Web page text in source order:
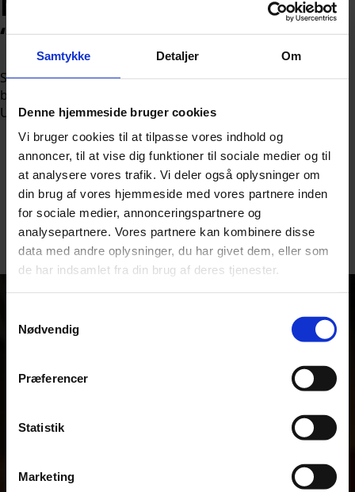
Samtykke Detaljer Om
Denne hjemmeside bruger cookies
Vi bruger cookies til at tilpasse vores indhold og
annoncer, til at vise dig funktioner til sociale medier og til
at analysere vores trafik. Vi deler også oplysninger om
din brug af vores hjemmeside med vores partnere inden
for sociale medier, annonceringspartnere og
analysepartnere. Vores partnere kan kombinere disse
data med andre oplysninger, du har givet dem, eller som
de har indsamlet fra din brug af deres tjenester.
Nødvendig
Præferencer
Statistik
Marketing
“Det er afgørende”
Statsminister Mette Frederiksen deltager i et nordisk-
baltisk topmøde i Tallinn med fokus på fælles forsvar og
Ukraine.
AfNicolai Ohlsen
Udgivet:9. juni 2026 kl. 18:54